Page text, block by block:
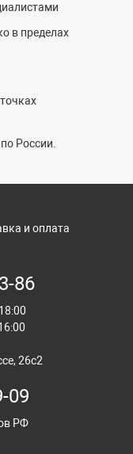
в пределах
России.
и оплата
86
26с2
09
РФ